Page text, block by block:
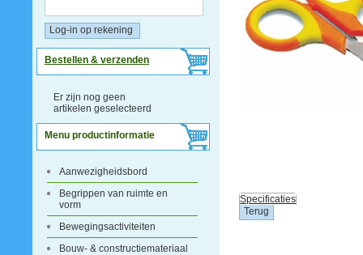
Bestellen & verzenden
Er zijn nog geen
artikelen geselecteerd
Menu productinformatie
Aanwezigheidsbord
Begrippen van ruimte en
vorm
Bewegingsactiviteiten
Bouw- & constructiemateriaal
Specificaties